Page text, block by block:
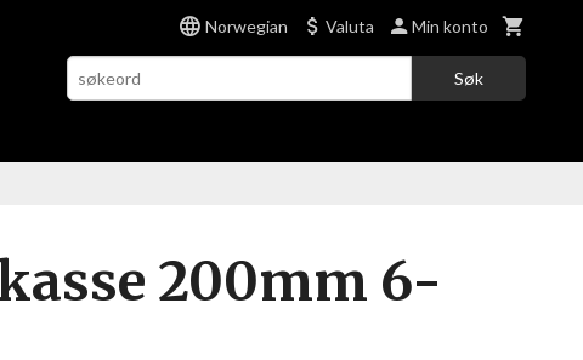
Norwegian Valuta Min konto
Søk
200mm 6-